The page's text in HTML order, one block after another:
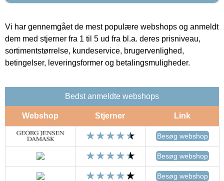
Vi har gennemgået de mest populære webshops og anmeldt
dem med stjerner fra 1 til 5 ud fra bl.a. deres prisniveau,
sortimentstørrelse, kundeservice, brugervenlighed,
betingelser, leveringsformer og betalingsmuligheder.
Bedst anmeldte webshops
Webshop Stjerner Link
Besøg webshop
Besøg webshop
Besøg webshop